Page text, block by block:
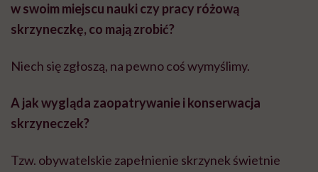
w swoim miejscu nauki czy pracy różową
skrzyneczkę, co mają zrobić?
Niech się zgłoszą, na pewno coś wymyślimy.
A jak wygląda zaopatrywanie i konserwacja
skrzyneczek?
Tzw. obywatelskie zapełnienie skrzynek świetnie